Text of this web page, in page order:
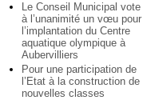
Le Conseil Municipal vote
à l’unanimité un vœu pour
l’implantation du Centre
aquatique olympique à
Aubervilliers
Pour une participation de
l’Etat à la construction de
nouvelles classes